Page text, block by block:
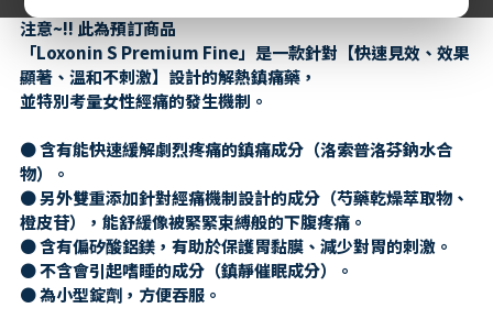
感冒/發燒/止痛/痠痛
處方/醫學康復治療藥品
親子/嬰幼兒用品
注意~!! 此為預訂商品
「Loxonin S Premium Fine」是一款針對【快速見效、效果
顯著、溫和不刺激】設計的解熱鎮痛藥，
並特別考量女性經痛的發生機制。
● 含有能快速緩解劇烈疼痛的鎮痛成分（洛索普洛芬鈉水合
物）。
● 另外雙重添加針對經痛機制設計的成分（芍藥乾燥萃取物、
橙皮苷），能舒緩像被緊緊束縛般的下腹疼痛。
● 含有偏矽酸鋁鎂，有助於保護胃黏膜、減少對胃的刺激。
● 不含會引起嗜睡的成分（鎮靜催眠成分）。
● 為小型錠劑，方便吞服。
美妝相關
親子/嬰幼兒用品